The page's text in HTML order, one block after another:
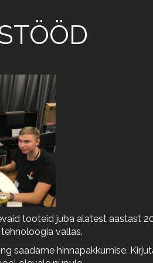
tooteid juba alatest aastast
vallas.
saadame hinnapakkumise.